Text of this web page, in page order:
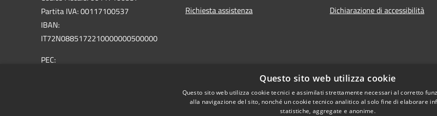
Partita IVA: 00117100537
IBAN:
IT72N0885172210000000500000
PEC:
Richiesta assistenza
Dichiarazione di accessibilità
Questo sito web utilizza cookie
Questo sito web utilizza cookie tecnici e assimilati strettamente necessari al corretto
alla navigazione del sito, nonché un cookie tecnico analitico al solo fine di elaborare
statistiche, aggregate e anonime.